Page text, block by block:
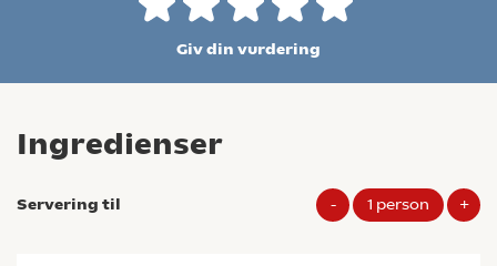
Giv din vurdering
Ingredienser
Servering til - 1 person +